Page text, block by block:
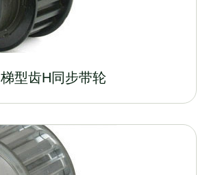
梯型齿H同步带轮